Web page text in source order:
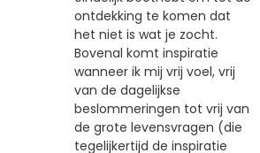
ontdekking te komen dat
het niet is wat je zocht.
Bovenal komt inspiratie
wanneer ik mij vrij voel, vrij
van de dagelijkse
beslommeringen tot vrij van
de grote levensvragen (die
tegelijkertijd de inspiratie